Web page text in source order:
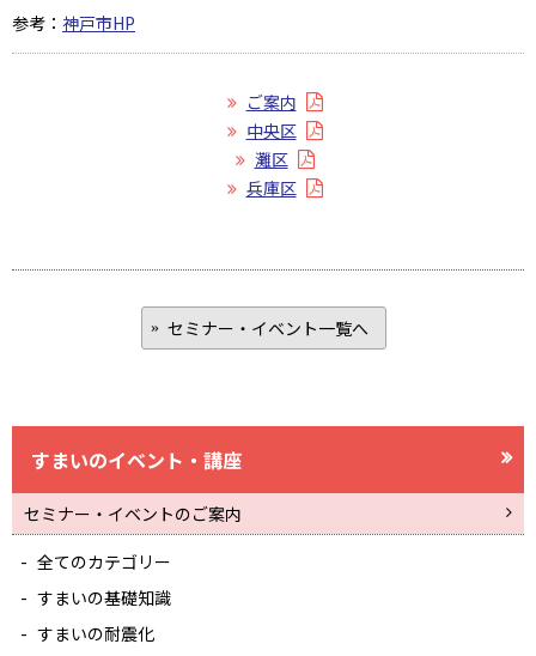
参考： 神戸市HP
ご案内
中央区
灘区
兵庫区
セミナー・イベント一覧へ
すまいのイベント・講座
セミナー・イベントのご案内
全てのカテゴリー
すまいの基礎知識
すまいの耐震化